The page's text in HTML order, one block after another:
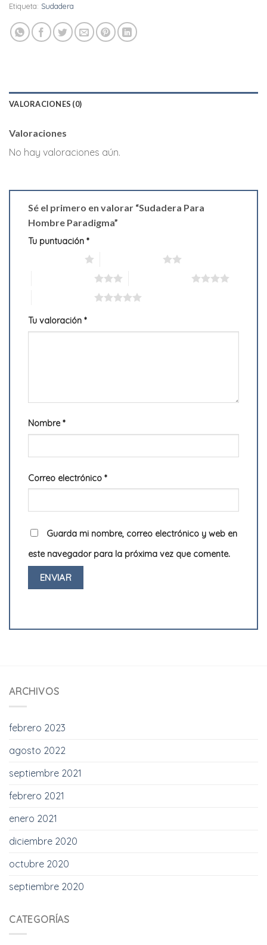
Etiqueta: Sudadera
VALORACIONES (0)
Valoraciones
No hay valoraciones aún.
Sé el primero en valorar “Sudadera Para
Hombre Paradigma”
Tu puntuación *
Tu valoración *
Nombre *
Correo electrónico *
Guarda mi nombre, correo electrónico y web en
este navegador para la próxima vez que comente.
ARCHIVOS
febrero 2023
agosto 2022
septiembre 2021
febrero 2021
enero 2021
diciembre 2020
octubre 2020
septiembre 2020
CATEGORÍAS